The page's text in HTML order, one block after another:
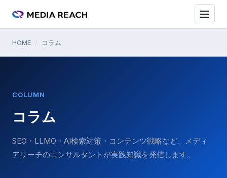
HOME コラム
COLUMN
コラム
SEO・LLMO・AI検索対策・コンテンツ戦略など、メディ
アリーチのコンサルタントが実践知識を発信します。